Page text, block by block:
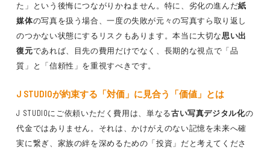
た」という後悔につながりかねません。特に、劣化の進んだ紙
媒体の写真を扱う場合、一度の失敗が元々の写真すら取り返し
のつかない状態にするリスクもあります。本当に大切な思い出
復元であれば、目先の費用だけでなく、長期的な視点で「品
質」と「信頼性」を重視すべきです。
J STUDIOが約束する「対価」に見合う「価値」とは
J STUDIOにご依頼いただく費用は、単なる古い写真デジタル化の
代金ではありません。それは、かけがえのない記憶を未来へ確
実に繋ぎ、家族の絆を深めるための「投資」だと考えてくださ